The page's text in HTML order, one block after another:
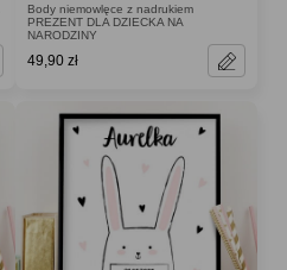
Body niemowlęce z nadrukiem
PREZENT DLA DZIECKA NA
NARODZINY
49,90 zł